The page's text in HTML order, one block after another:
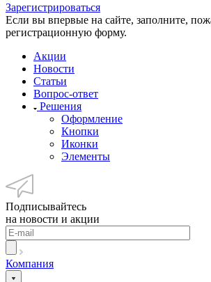
Зарегистрироваться
Если вы впервые на сайте, заполните,
регистрационную форму.
Акции
Новости
Статьи
Вопрос-ответ
Решения
Оформление
Кнопки
Иконки
Элементы
Подписывайтесь
на новости и акции
Компания